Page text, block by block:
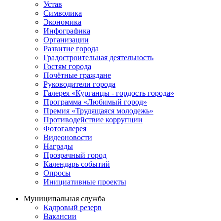
Устав
Символика
Экономика
Инфографика
Организации
Развитие города
Градостроительная деятельность
Гостям города
Почётные граждане
Руководители города
Галерея «Курганцы - гордость города»
Программа «Любимый город»
Премия «Трудящаяся молодежь»
Противодействие коррупции
Фотогалерея
Видеоновости
Награды
Прозрачный город
Календарь событий
Опросы
Инициативные проекты
Муниципальная служба
Кадровый резерв
Вакансии